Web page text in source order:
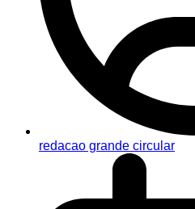
redacao grande circular